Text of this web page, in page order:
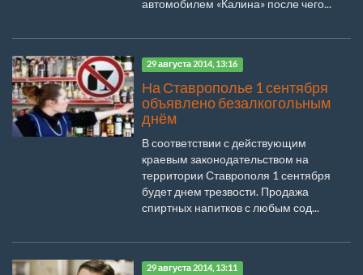
автомобилем «Калина» после чего...
29 августа 2014, 13:16
На Ставрополье 1 сентября
объявлено безалкогольным
днём
В соответствии с действующим
краевым законодательством на
территории Ставрополя 1 сентября
будет днем трезвости. Продажа
спиртных напитков с любым сод...
29 августа 2014, 13:11